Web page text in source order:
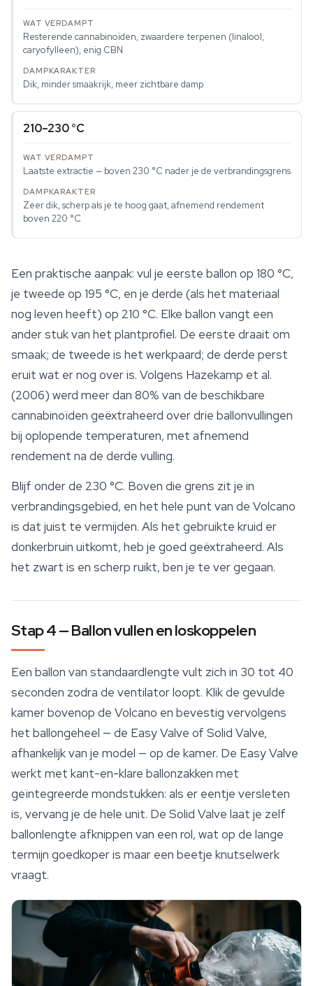
Resterende cannabinoïden, zwaardere terpenen (linalool,
caryofylleen), enig CBN
Dik, minder smaakrijk, meer zichtbare damp
210–230 °C
Laatste extractie — boven 230 °C nader je de verbrandingsgrens
Zeer dik, scherp als je te hoog gaat, afnemend rendement
boven 220 °C
Een praktische aanpak: vul je eerste ballon op 180 °C,
je tweede op 195 °C, en je derde (als het materiaal
nog leven heeft) op 210 °C. Elke ballon vangt een
ander stuk van het plantprofiel. De eerste draait om
smaak; de tweede is het werkpaard; de derde perst
eruit wat er nog over is. Volgens Hazekamp et al.
(2006) werd meer dan 80% van de beschikbare
cannabinoïden geëxtraheerd over drie ballonvullingen
bij oplopende temperaturen, met afnemend
rendement na de derde vulling.
Blijf onder de 230 °C. Boven die grens zit je in
verbrandingsgebied, en het hele punt van de Volcano
is dat juist te vermijden. Als het gebruikte kruid er
donkerbruin uitkomt, heb je goed geëxtraheerd. Als
het zwart is en scherp ruikt, ben je te ver gegaan.
Stap 4 — Ballon vullen en loskoppelen
Een ballon van standaardlengte vult zich in 30 tot 40
seconden zodra de ventilator loopt. Klik de gevulde
kamer bovenop de Volcano en bevestig vervolgens
het ballongeheel — de Easy Valve of Solid Valve,
afhankelijk van je model — op de kamer. De Easy Valve
werkt met kant-en-klare ballonzakken met
geïntegreerde mondstukken: als er eentje versleten
is, vervang je de hele unit. De Solid Valve laat je zelf
ballonlengte afknippen van een rol, wat op de lange
termijn goedkoper is maar een beetje knutselwerk
vraagt.